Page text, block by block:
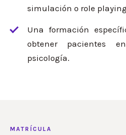
simulación o role
Una formación
obtener pacientes
psicología.
MATRÍCULA